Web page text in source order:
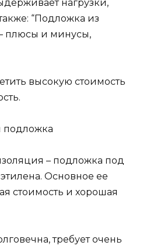
нагрузки,
“Подложка из
плюсы и минусы,
высокую стоимость
подложка
– подложка под
Основное ее
стоимость и хорошая
требует очень